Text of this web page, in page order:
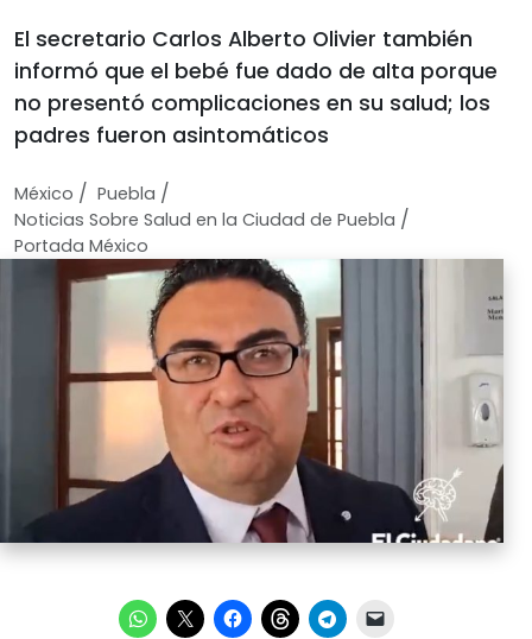
El secretario Carlos Alberto Olivier también
informó que el bebé fue dado de alta porque
no presentó complicaciones en su salud; los
padres fueron asintomáticos
México / Puebla /
Noticias Sobre Salud en la Ciudad de Puebla /
Portada México